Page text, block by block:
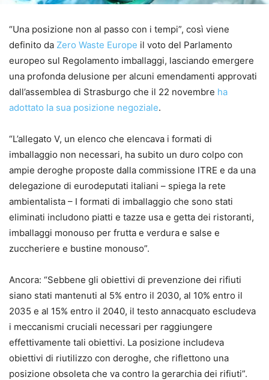
“Una posizione non al passo con i tempi”, così viene
definito da Zero Waste Europe il voto del Parlamento
europeo sul Regolamento imballaggi, lasciando emergere
una profonda delusione per alcuni emendamenti approvati
dall’assemblea di Strasburgo che il 22 novembre ha
adottato la sua posizione negoziale.
“L’allegato V, un elenco che elencava i formati di
imballaggio non necessari, ha subito un duro colpo con
ampie deroghe proposte dalla commissione ITRE e da una
delegazione di eurodeputati italiani – spiega la rete
ambientalista – I formati di imballaggio che sono stati
eliminati includono piatti e tazze usa e getta dei ristoranti,
imballaggi monouso per frutta e verdura e salse e
zuccheriere e bustine monouso”.
Ancora: “Sebbene gli obiettivi di prevenzione dei rifiuti
siano stati mantenuti al 5% entro il 2030, al 10% entro il
2035 e al 15% entro il 2040, il testo annacquato escludeva
i meccanismi cruciali necessari per raggiungere
effettivamente tali obiettivi. La posizione includeva
obiettivi di riutilizzo con deroghe, che riflettono una
posizione obsoleta che va contro la gerarchia dei rifiuti”.